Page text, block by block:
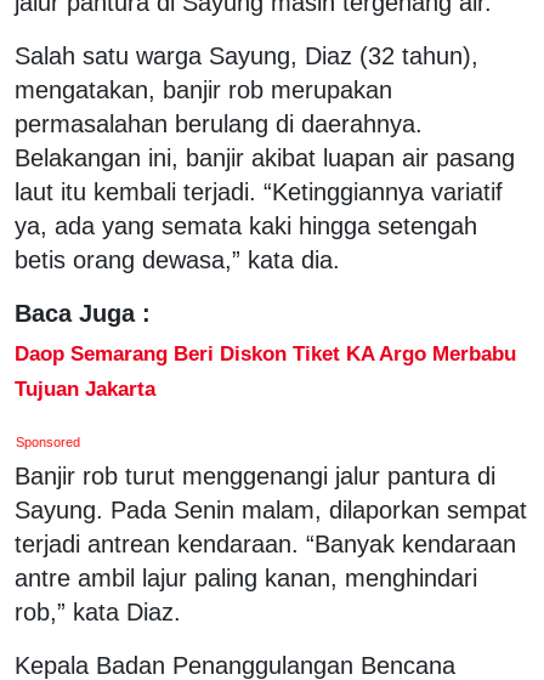
Salah satu warga Sayung, Diaz (32 tahun),
mengatakan, banjir rob merupakan
permasalahan berulang di daerahnya.
Belakangan ini, banjir akibat luapan air pasang
laut itu kembali terjadi. “Ketinggiannya variatif
ya, ada yang semata kaki hingga setengah
betis orang dewasa,” kata dia.
Baca Juga :
Daop Semarang Beri Diskon Tiket KA Argo Merbabu
Tujuan Jakarta
Sponsored
Banjir rob turut menggenangi jalur pantura di
Sayung. Pada Senin malam, dilaporkan sempat
terjadi antrean kendaraan. “Banyak kendaraan
antre ambil lajur paling kanan, menghindari
rob,” kata Diaz.
Kepala Badan Penanggulangan Bencana